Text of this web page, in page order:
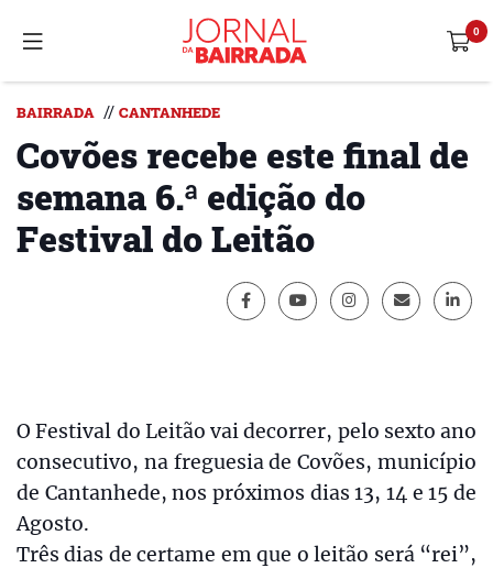
BAIRRADA // CANTANHEDE
Covões recebe este final de
semana 6.ª edição do
Festival do Leitão
O Festival do Leitão vai decorrer, pelo sexto ano
consecutivo, na freguesia de Covões, município
de Cantanhede, nos próximos dias 13, 14 e 15 de
Agosto.
Três dias de certame em que o leitão será “rei”,